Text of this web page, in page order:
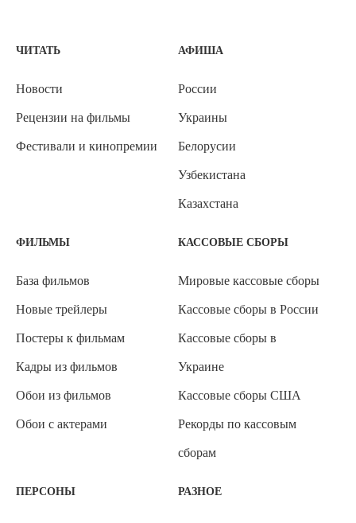
ЧИТАТЬ
Новости
Рецензии на фильмы
Фестивали и кинопремии
АФИША
России
Украины
Белорусии
Узбекистана
Казахстана
ФИЛЬМЫ
База фильмов
Новые трейлеры
Постеры к фильмам
Кадры из фильмов
Обои из фильмов
Обои с актерами
КАССОВЫЕ СБОРЫ
Мировые кассовые сборы
Кассовые сборы в России
Кассовые сборы в
Украине
Кассовые сборы США
Рекорды по кассовым
сборам
ПЕРСОНЫ РАЗНОЕ